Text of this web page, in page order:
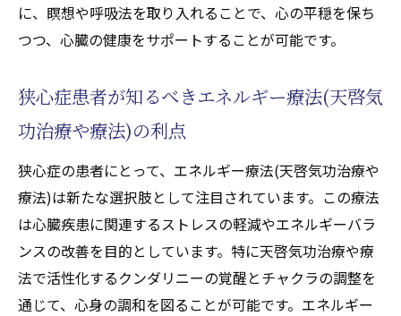
に、瞑想や呼吸法を取り入れることで、心の平穏を保ち
つつ、心臓の健康をサポートすることが可能です。
狭心症患者が知るべきエネルギー療法(天啓気
功治療や療法)の利点
狭心症の患者にとって、エネルギー療法(天啓気功治療や
療法)は新たな選択肢として注目されています。この療法
は心臓疾患に関連するストレスの軽減やエネルギーバラ
ンスの改善を目的としています。特に天啓気功治療や療
法で活性化するクンダリニーの覚醒とチャクラの調整を
通じて、心身の調和を図ることが可能です。エネルギー